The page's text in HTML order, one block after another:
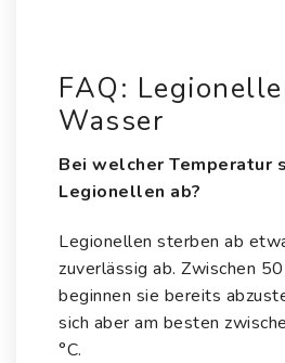
FAQ:
Wasser
Bei welcher Temperatur
Legionellen ab?
Legionellen sterben ab
zuverlässig ab. Zwischen
beginnen sie bereits
sich aber am besten
°C.